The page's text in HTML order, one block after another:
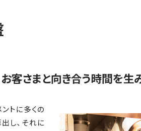
客さまと向き合う時間を生
トに多くの
し、それに